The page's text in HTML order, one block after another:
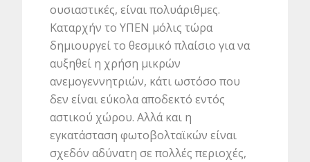
ουσιαστικές, είναι πολυάριθμες.
Καταρχήν το ΥΠΕΝ μόλις τώρα
δημιουργεί το θεσμικό πλαίσιο για να
αυξηθεί η χρήση μικρών
ανεμογεννητριών, κάτι ωστόσο που
δεν είναι εύκολα αποδεκτό εντός
αστικού χώρου. Αλλά και η
εγκατάσταση φωτοβολταϊκών είναι
σχεδόν αδύνατη σε πολλές περιοχές,